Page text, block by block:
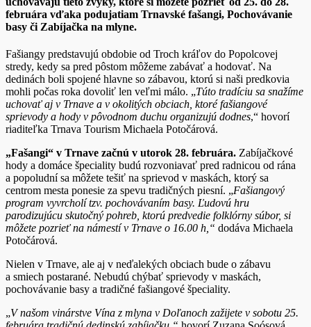
februára vďaka podujatiam Trnavské fašangi, Pochovávanie
basy či Zabíjačka na mlyne.
Fašiangy predstavujú obdobie od Troch kráľov do Popolcovej
stredy, kedy sa pred pôstom môžeme zabávať a hodovať. Na
dedinách boli spojené hlavne so zábavou, ktorú si naši predkovia
mohli počas roka dovoliť len veľmi málo. „Túto tradíciu sa snažíme
uchovať aj v Trnave a v okolitých obciach, ktoré fašiangové
sprievody a hody v pôvodnom duchu organizujú dodnes,“ hovorí
riaditeľka Trnava Tourism Michaela Potočárová.
„Fašangi“ v Trnave začnú v utorok 28. februára. Zabíjačkové
hody a domáce špeciality budú rozvoniavať pred radnicou od rána
a popoludní sa môžete tešiť na sprievod v maskách, ktorý sa
centrom mesta ponesie za spevu tradičných piesní. „Fašiangový
program vyvrcholí tzv. pochovávaním basy. Ľudovú hru
parodizujúcu skutočný pohreb, ktorú predvedie folklórny súbor, si
môžete pozrieť na námestí v Trnave o 16.00 h,“ dodáva Michaela
Potočárová.
Nielen v Trnave, ale aj v neďalekých obciach bude o zábavu
a smiech postarané. Nebudú chýbať sprievody v maskách,
pochovávanie basy a tradičné fašiangové špeciality.
„V našom vinárstve Vína z mlyna v Doľanoch zažijete v sobotu 25.